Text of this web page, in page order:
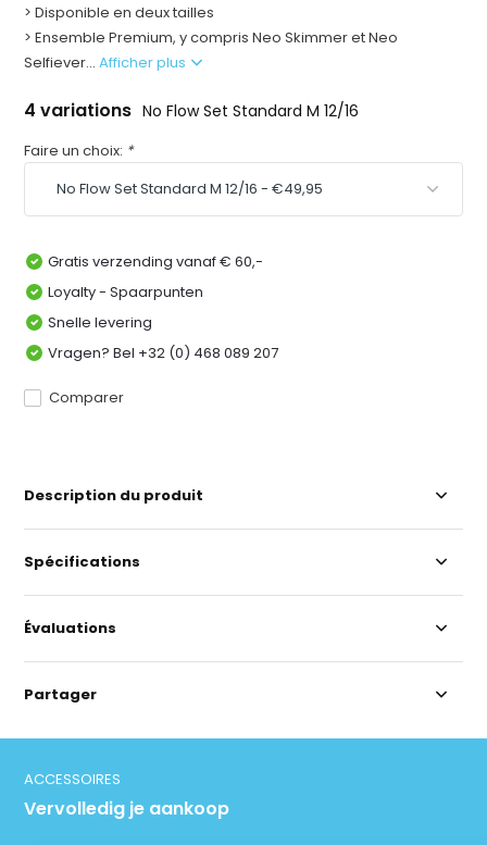
> Disponible en deux tailles
> Ensemble Premium, y compris Neo Skimmer et Neo
Selfiever...Afficher plus
4 variations No Flow Set Standard M 12/16
Faire un choix: *
Gratis verzending vanaf € 60,-
Loyalty - Spaarpunten
Snelle levering
Vragen? Bel +32 (0) 468 089 207
Comparer
Description du produit
Spécifications
Évaluations
Partager
ACCESSOIRES
Vervolledig je aankoop